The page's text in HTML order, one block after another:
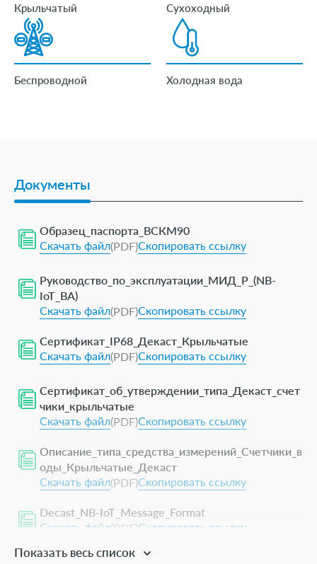
Крыльчатый Сухоходный
Беспроводной Холодная вода
Документы
Образец_паспорта_ВСКМ90
Скачать файл(PDF)Скопировать ссылку
Руководство_по_эксплуатации_МИД_Р_(NB-
IoT_ВА)
Скачать файл(PDF)Скопировать ссылку
Сертификат_IP68_Декаст_Крыльчатые
Скачать файл(PDF)Скопировать ссылку
Сертификат_об_утверждении_типа_Декаст_счет
чики_крыльчатые
Скачать файл(PDF)Скопировать ссылку
Описание_типа_средства_измерений_Счетчики_в
оды_Крыльчатые_Декаст
Скачать файл(PDF)Скопировать ссылку
Decast_NB-IoT_Message_Format
Скачать файл(PDF)Скопировать ссылку
Показать весь список